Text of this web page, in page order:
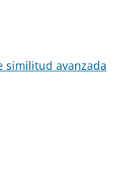
similitud avanzada